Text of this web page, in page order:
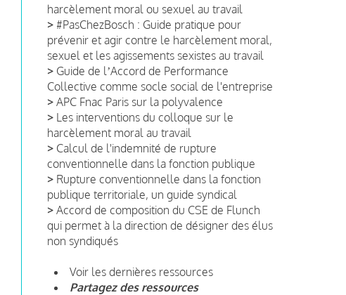
harcèlement moral ou sexuel au travail
> #PasChezBosch : Guide pratique pour
prévenir et agir contre le harcèlement moral,
sexuel et les agissements sexistes au travail
> Guide de lʼAccord de Performance
Collective comme socle social de l'entreprise
> APC Fnac Paris sur la polyvalence
> Les interventions du colloque sur le
harcèlement moral au travail
> Calcul de l'indemnité de rupture
conventionnelle dans la fonction publique
> Rupture conventionnelle dans la fonction
publique territoriale, un guide syndical
> Accord de composition du CSE de Flunch
qui permet à la direction de désigner des élus
non syndiqués
Voir les dernières ressources
Partagez des ressources